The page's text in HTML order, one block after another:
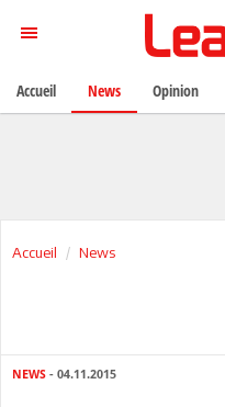
Accueil News
NEWS - 04.11.2015
Accueil News Opinion